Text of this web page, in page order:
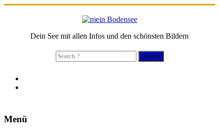
Dein See mit allen Infos und den schönsten Bildern
Search
for:
Menü